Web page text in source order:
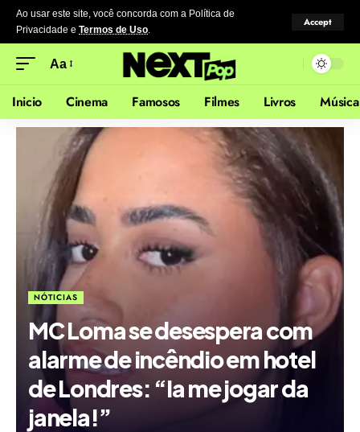
Ao usar este site, você concorda com a Política de
Privacidade e Termos de Uso.
Accept
Aa
Inicio Cinema Famosos Filmes Livros Música
NÓTICIAS
MC Loma se desespera com
alarme de incêndio em hotel
de Londres: “Ia me jogar da
janela!”